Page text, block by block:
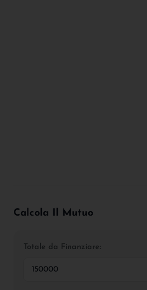
Calcola Il Mutuo
Totale da Finanziare: